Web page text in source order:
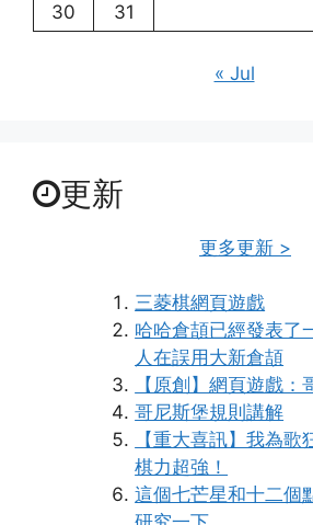
30
31
« Jul
更新
更多更新 >
三菱棋網頁遊戲
哈哈倉頡已經發表了
人在誤用大新倉頡
【原創】網頁遊戲：
哥尼斯堡規則講解
【重大喜訊】我為歌
棋力超強！
這個七芒星和十二個